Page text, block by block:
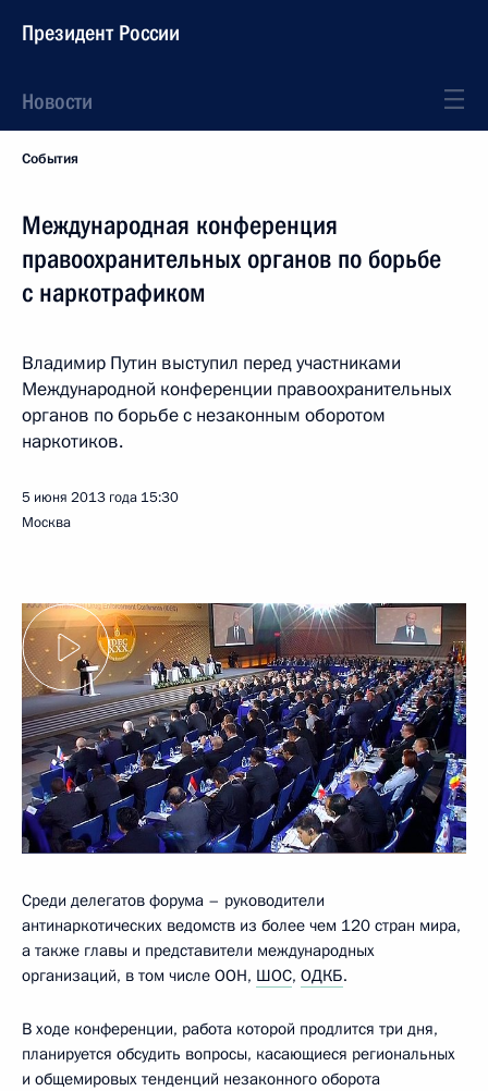
Президент России
Новости
События
Международная конференция
правоохранительных органов по борьбе
с наркотрафиком
Владимир Путин выступил перед участниками
Международной конференции правоохранительных
органов по борьбе с незаконным оборотом
наркотиков.
5 июня 2013 года 15:30
Москва
Среди делегатов форума – руководители
антинаркотических ведомств из более чем 120 стран мира,
а также главы и представители международных
организаций, в том числе ООН, ШОС, ОДКБ.
В ходе конференции, работа которой продлится три дня,
планируется обсудить вопросы, касающиеся региональных
и общемировых тенденций незаконного оборота